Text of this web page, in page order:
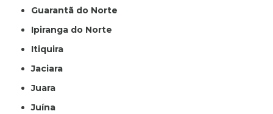
Guarantã do Norte
Ipiranga do Norte
Itiquira
Jaciara
Juara
Juína